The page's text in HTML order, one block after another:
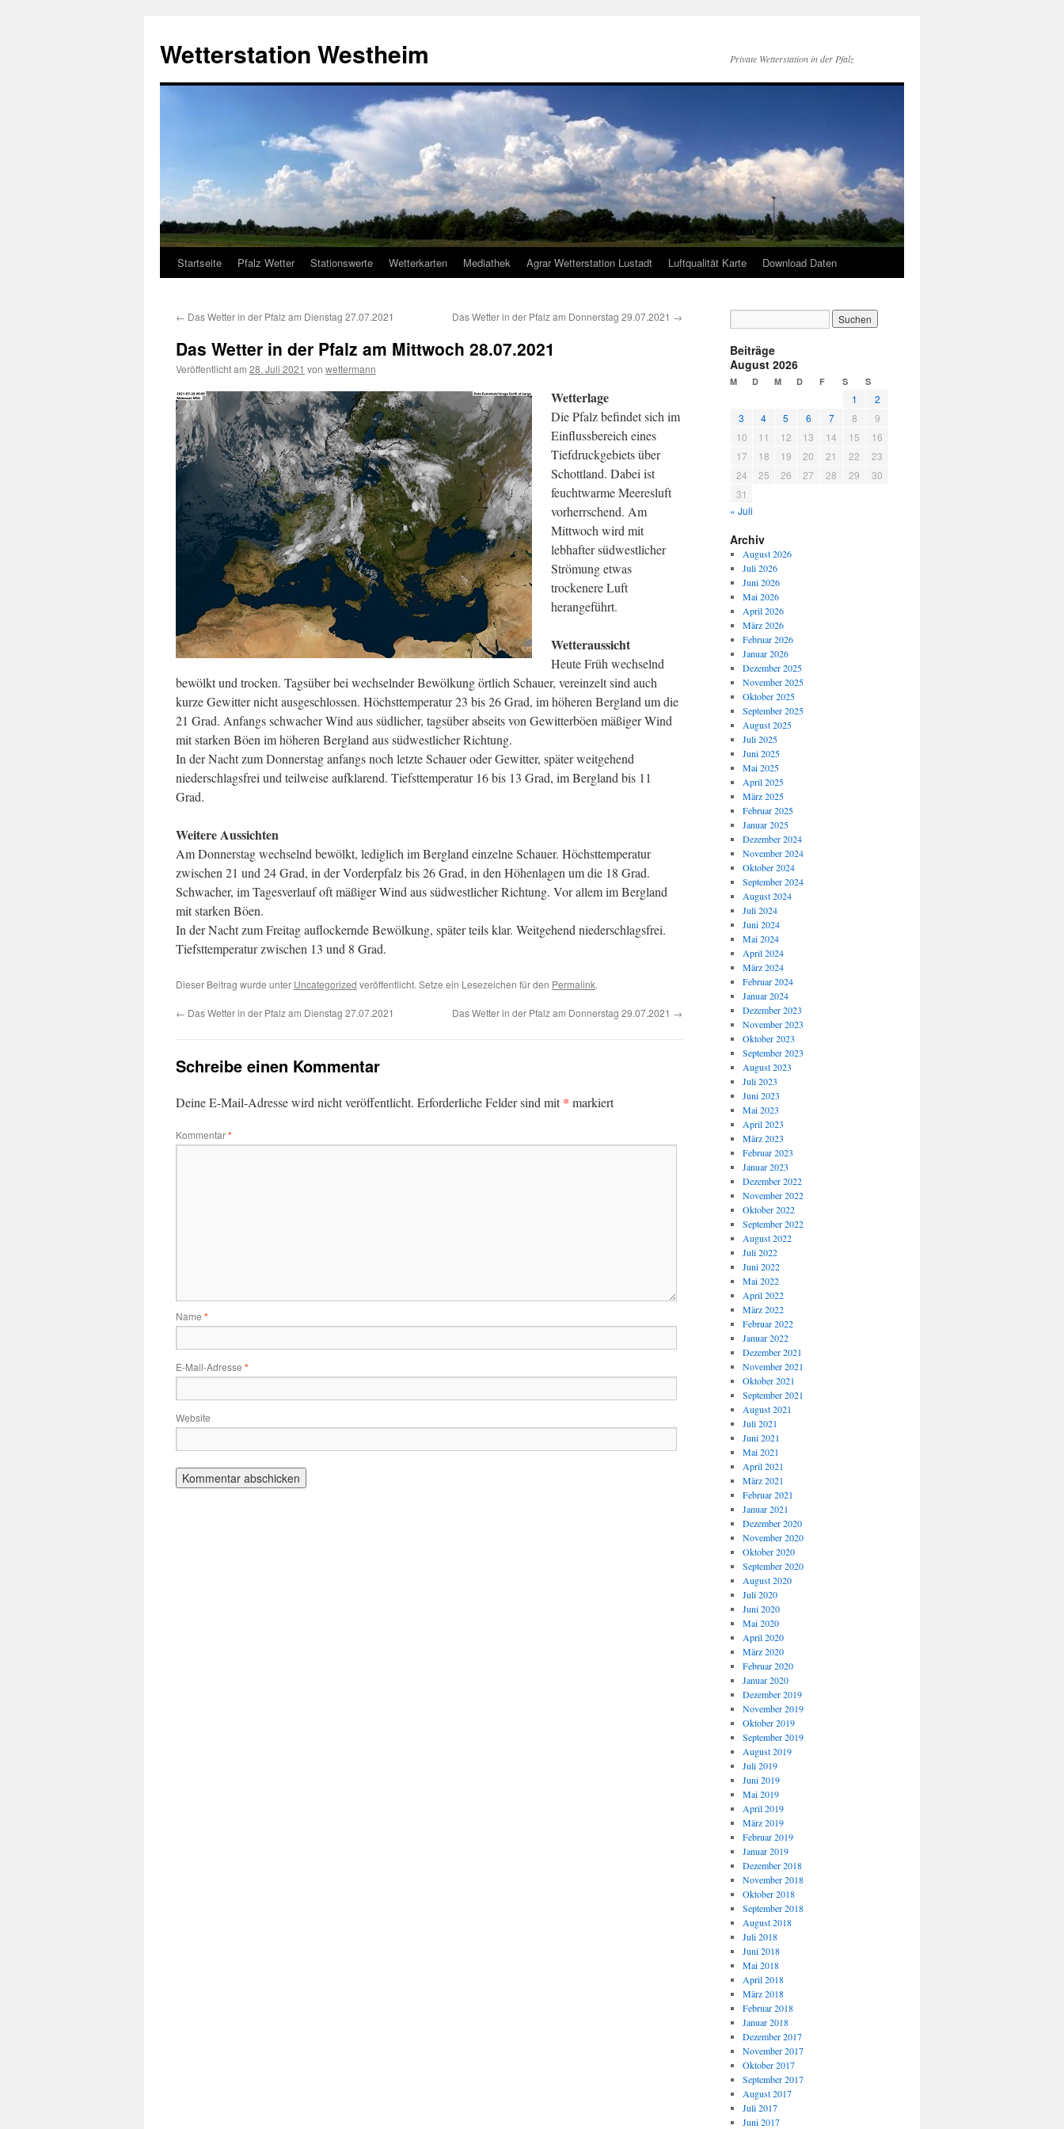
springen
Wetterstation Westheim Private Wetterstation in der Pfalz
Startseite Pfalz Wetter Stationswerte Wetterkarten Mediathek Agrar Wetterstation Lustadt Luftqualität Karte Download Daten
← Das Wetter in der Pfalz am Dienstag 27.07.2021 Das Wetter in der Pfalz am Donnerstag 29.07.2021 →
Das Wetter in der Pfalz am Mittwoch 28.07.2021
Veröffentlicht am 28. Juli 2021 von wettermann
Wetterlage
Die Pfalz befindet sich im
Einflussbereich eines
Tiefdruckgebiets über
Schottland. Dabei ist
feuchtwarme Meeresluft
vorherrschend. Am
Mittwoch wird mit
lebhafter südwestlicher
Strömung etwas
trockenere Luft
herangeführt.
Wetteraussicht
Heute Früh wechselnd
bewölkt und trocken. Tagsüber bei wechselnder Bewölkung örtlich Schauer, vereinzelt sind auch
kurze Gewitter nicht ausgeschlossen. Höchsttemperatur 23 bis 26 Grad, im höheren Bergland um die
21 Grad. Anfangs schwacher Wind aus südlicher, tagsüber abseits von Gewitterböen mäßiger Wind
mit starken Böen im höheren Bergland aus südwestlicher Richtung.
In der Nacht zum Donnerstag anfangs noch letzte Schauer oder Gewitter, später weitgehend
niederschlagsfrei und teilweise aufklarend. Tiefsttemperatur 16 bis 13 Grad, im Bergland bis 11
Grad.
Weitere Aussichten
Am Donnerstag wechselnd bewölkt, lediglich im Bergland einzelne Schauer. Höchsttemperatur
zwischen 21 und 24 Grad, in der Vorderpfalz bis 26 Grad, in den Höhenlagen um die 18 Grad.
Schwacher, im Tagesverlauf oft mäßiger Wind aus südwestlicher Richtung. Vor allem im Bergland
mit starken Böen.
In der Nacht zum Freitag auflockernde Bewölkung, später teils klar. Weitgehend niederschlagsfrei.
Tiefsttemperatur zwischen 13 und 8 Grad.
Dieser Beitrag wurde unter Uncategorized veröffentlicht. Setze ein Lesezeichen für den Permalink.
← Das Wetter in der Pfalz am Dienstag 27.07.2021 Das Wetter in der Pfalz am Donnerstag 29.07.2021 →
Schreibe einen Kommentar
Deine E-Mail-Adresse wird nicht veröffentlicht. Erforderliche Felder sind mit* markiert
Kommentar*
Name *
E-Mail-Adresse *
Website
Beiträge
August 2026
M D M D F S S
1
2
3
4 5 6 7 8
9
10
11 12 13 14 15
16
17
18 19 20 21 22
23
24
25 26 27 28 29
30
31
« Juli
Archiv
August 2026
Juli 2026
Juni 2026
Mai 2026
April 2026
März 2026
Februar 2026
Januar 2026
Dezember 2025
November 2025
Oktober 2025
September 2025
August 2025
Juli 2025
Juni 2025
Mai 2025
April 2025
März 2025
Februar 2025
Januar 2025
Dezember 2024
November 2024
Oktober 2024
September 2024
August 2024
Juli 2024
Juni 2024
Mai 2024
April 2024
März 2024
Februar 2024
Januar 2024
Dezember 2023
November 2023
Oktober 2023
September 2023
August 2023
Juli 2023
Juni 2023
Mai 2023
April 2023
März 2023
Februar 2023
Januar 2023
Dezember 2022
November 2022
Oktober 2022
September 2022
August 2022
Juli 2022
Juni 2022
Mai 2022
April 2022
März 2022
Februar 2022
Januar 2022
Dezember 2021
November 2021
Oktober 2021
September 2021
August 2021
Juli 2021
Juni 2021
Mai 2021
April 2021
März 2021
Februar 2021
Januar 2021
Dezember 2020
November 2020
Oktober 2020
September 2020
August 2020
Juli 2020
Juni 2020
Mai 2020
April 2020
März 2020
Februar 2020
Januar 2020
Dezember 2019
November 2019
Oktober 2019
September 2019
August 2019
Juli 2019
Juni 2019
Mai 2019
April 2019
März 2019
Februar 2019
Januar 2019
Dezember 2018
November 2018
Oktober 2018
September 2018
August 2018
Juli 2018
Juni 2018
Mai 2018
April 2018
März 2018
Februar 2018
Januar 2018
Dezember 2017
November 2017
Oktober 2017
September 2017
August 2017
Juli 2017
Juni 2017